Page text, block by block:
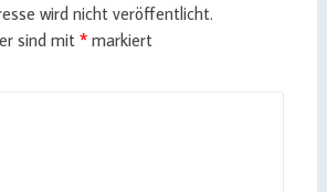
wird nicht veröffentlicht.
sind mit *markiert